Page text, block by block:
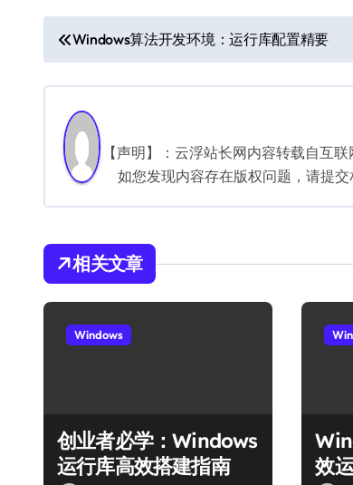
文
章
导
航
Windows算法开发环境：运行库配置精要
【声明】：云浮站长网内容转载自互
如您发现内容存在版权问题，请提
相关文章
Windows
创业者必学：Windows
运行库高效搭建指南
效